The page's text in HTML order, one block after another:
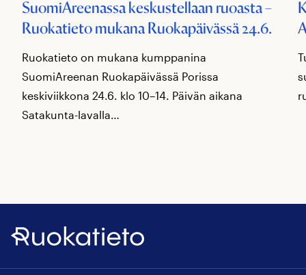
SuomiAreenassa keskustellaan ruoasta –
Ruokatieto mukana Ruokapäivässä 24.6.
Ruokatieto on mukana kumppanina
SuomiAreenan Ruokapäivässä Porissa
keskiviikkona 24.6. klo 10–14. Päivän aikana
Satakunta-lavalla…
Ruokatieto